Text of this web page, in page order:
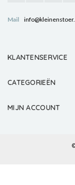
Mail
KLANTENSERVICE
CATEGORIEËN
MIJN ACCOUNT